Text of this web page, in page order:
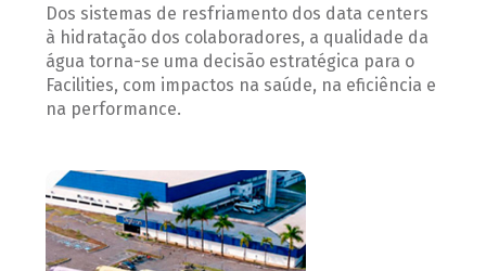
Dos sistemas de resfriamento dos data centers
à hidratação dos colaboradores, a qualidade da
água torna-se uma decisão estratégica para o
Facilities, com impactos na saúde, na eficiência e
na performance.